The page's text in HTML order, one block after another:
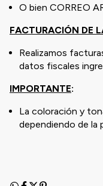
O bien CORREO
FACTURACIÓN DE
Realizamos
datos fiscales
IMPORTANTE:
La coloración y
dependiendo de la